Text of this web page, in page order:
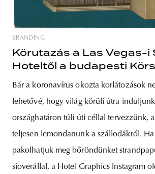
BRANDING
Körutazás a Las Vegas-i
Hoteltől a budapesti
Bár a koronavírus okozta korlátozások
lehetővé, hogy világ körüli útra
országhatáron túli úti céllal tervezzünk,
teljesen lemondanunk a szállodákról.
pakolhatjuk meg bőröndünket
síoverállal, a Hotel Graphics Instagram